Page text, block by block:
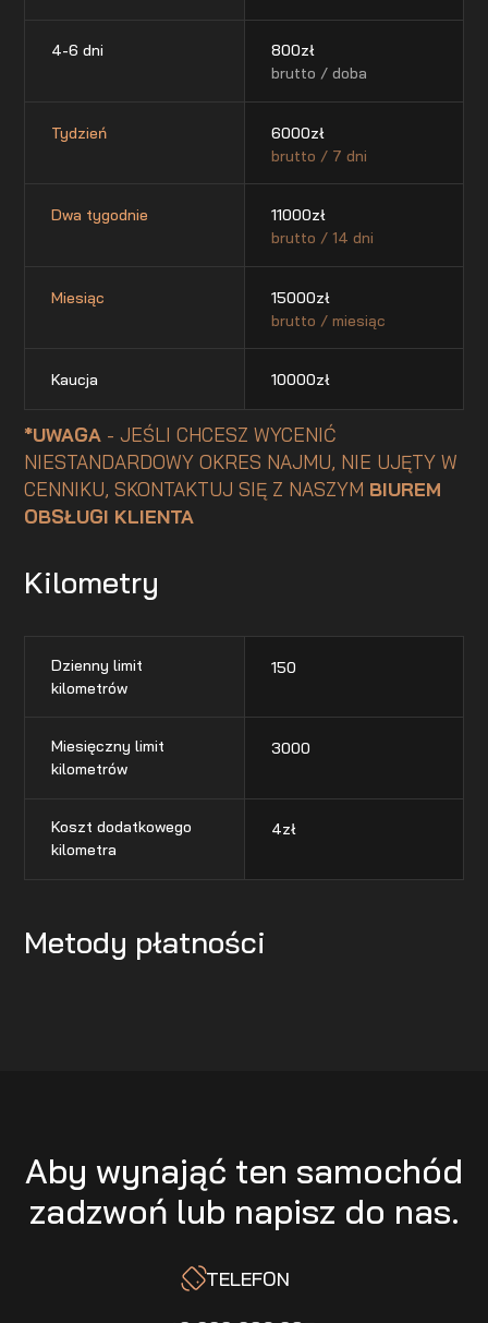
4-6 dni 800zł
brutto / doba
Tydzień 6000zł
brutto / 7 dni
Dwa tygodnie 11000zł
brutto / 14 dni
Miesiąc 15000zł
brutto / miesiąc
Kaucja 10000zł
*UWAGA - JEŚLI CHCESZ WYCENIĆ
NIESTANDARDOWY OKRES NAJMU, NIE UJĘTY W
CENNIKU, SKONTAKTUJ SIĘ Z NASZYM BIUREM
OBSŁUGI KLIENTA
Kilometry
Dzienny limit
kilometrów
150
Miesięczny limit
kilometrów
3000
Koszt dodatkowego
kilometra
4zł
Metody płatności
Aby wynająć ten samochód
zadzwoń lub napisz do nas.
TELEFON